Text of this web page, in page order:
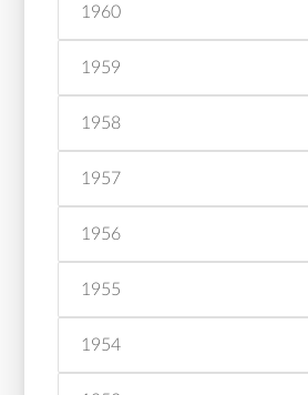
1960
1959
1958
1957
1956
1955
1954